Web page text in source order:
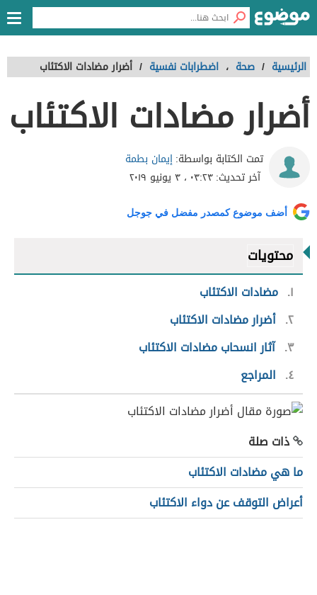
الرئيسية / صحة ، اضطرابات نفسية / أضرار مضادات الاكتئاب
أضرار مضادات الاكتئاب
تمت الكتابة بواسطة:إيمان بطمة
آخر تحديث:٠٣:٢٣ ، ٣ يونيو ٢٠١٩
أضف موضوع كمصدر مفضل في جوجل
محتويات
١ مضادات الاكتئاب
٢ أضرار مضادات الاكتئاب
٣ آثار انسحاب مضادات الاكتئاب
٤
المراجع
ذات صلة
ما هي مضادات الاكتئاب
أعراض التوقف عن دواء الاكتئاب